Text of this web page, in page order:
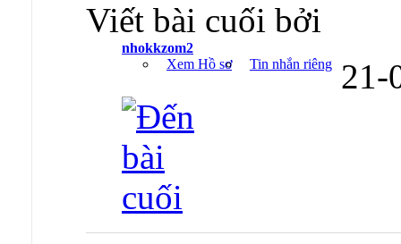
Viết bài cuối bởi
nhokkzom2
Xem Hồ sơ
Tin nhắn riêng 21-